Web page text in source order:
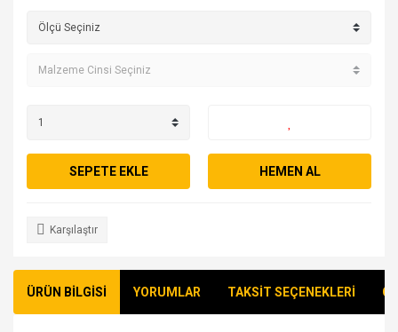
SEPETE EKLE HEMEN AL
Karşılaştır
ÜRÜN BİLGİSİ YORUMLAR TAKSİT SEÇENEKLERİ